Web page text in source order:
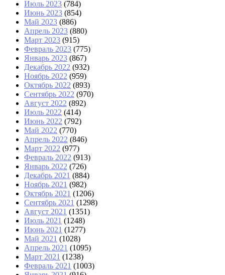
Июль 2023 (784)
Июнь 2023 (854)
Май 2023 (886)
Апрель 2023 (880)
Март 2023 (915)
Февраль 2023 (775)
Январь 2023 (867)
Декабрь 2022 (932)
Ноябрь 2022 (959)
Октябрь 2022 (893)
Сентябрь 2022 (970)
Август 2022 (892)
Июль 2022 (414)
Июнь 2022 (792)
Май 2022 (770)
Апрель 2022 (846)
Март 2022 (977)
Февраль 2022 (913)
Январь 2022 (726)
Декабрь 2021 (884)
Ноябрь 2021 (982)
Октябрь 2021 (1206)
Сентябрь 2021 (1298)
Август 2021 (1351)
Июль 2021 (1248)
Июнь 2021 (1277)
Май 2021 (1028)
Апрель 2021 (1095)
Март 2021 (1238)
Февраль 2021 (1003)